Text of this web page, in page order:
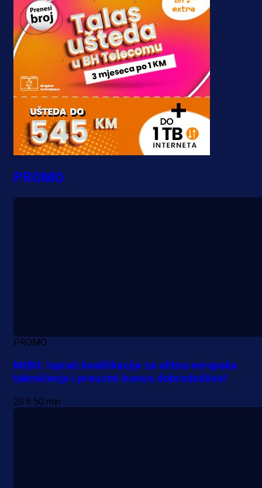
PROMO
PROMO
MrBit: Isprati kvalifikacije za elitna evropska
takmičenja i preuzmi bonus dobrodošlice!
20 h 50 min